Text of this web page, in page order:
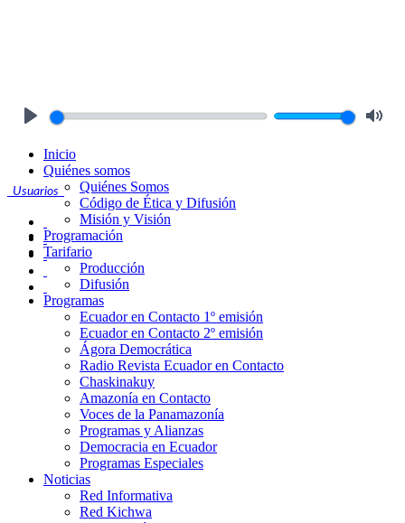
Usuarios
Inicio
Quiénes somos
Quiénes Somos
Código de Ética y Difusión
Misión y Visión
Programación
Tarifario
Producción
Difusión
Programas
Ecuador en Contacto 1º emisión
Ecuador en Contacto 2º emisión
Ágora Democrática
Radio Revista Ecuador en Contacto
Chaskinakuy
Amazonía en Contacto
Voces de la Panamazonía
Programas y Alianzas
Democracia en Ecuador
Programas Especiales
Noticias
Red Informativa
Red Kichwa